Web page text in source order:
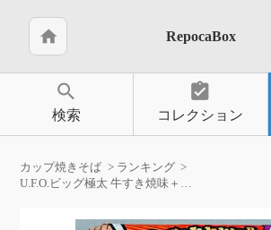
home RepocaBox
search
検索
assignment_turned_in
コレクション
カップ焼きそば
ランキング